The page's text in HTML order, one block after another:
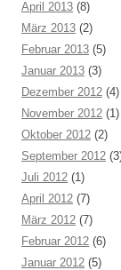
April 2013 (8)
März 2013 (2)
Februar 2013 (5)
Januar 2013 (3)
Dezember 2012 (4)
November 2012 (1)
Oktober 2012 (2)
September 2012
Juli 2012 (1)
April 2012 (7)
März 2012 (7)
Februar 2012 (6)
Januar 2012 (5)